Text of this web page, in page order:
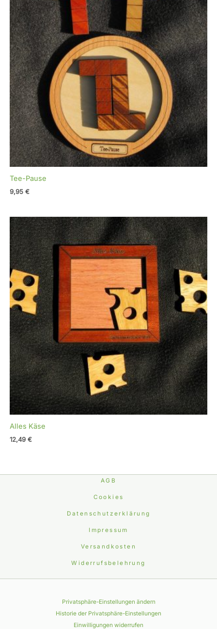
Tee-Pause
9,95 €
Alles Käse
12,49 €
AGB
Cookies
Datenschutzerklärung
Impressum
Versandkosten
Widerrufsbelehrung
Privatsphäre-Einstellungen ändern
Historie der Privatsphäre-Einstellungen
Einwilligungen widerrufen